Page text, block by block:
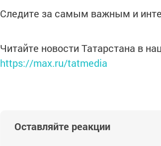
Следите за самым важным и
Читайте новости Татарстана в
https://max.ru/tatmedia
Оставляйте реакции